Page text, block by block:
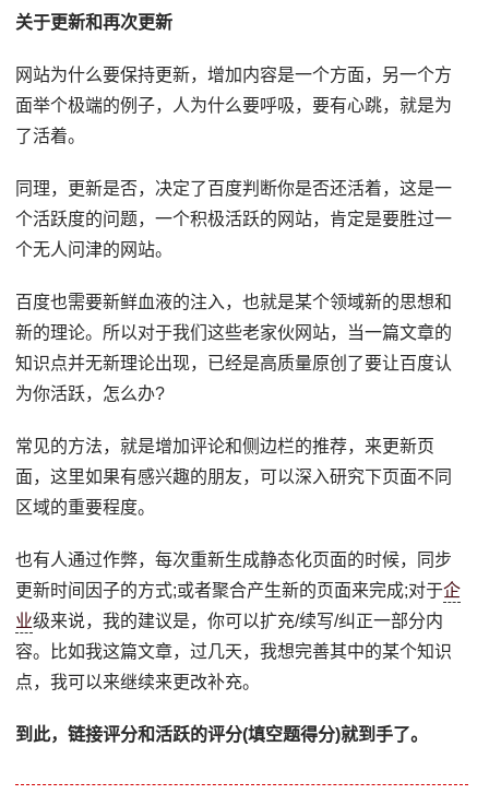
关于更新和再次更新
网站为什么要保持更新，增加内容是一个方面，另一个方
面举个极端的例子，人为什么要呼吸，要有心跳，就是为
了活着。
同理，更新是否，决定了百度判断你是否还活着，这是一
个活跃度的问题，一个积极活跃的网站，肯定是要胜过一
个无人问津的网站。
百度也需要新鲜血液的注入，也就是某个领域新的思想和
新的理论。所以对于我们这些老家伙网站，当一篇文章的
知识点并无新理论出现，已经是高质量原创了要让百度认
为你活跃，怎么办?
常见的方法，就是增加评论和侧边栏的推荐，来更新页
面，这里如果有感兴趣的朋友，可以深入研究下页面不同
区域的重要程度。
也有人通过作弊，每次重新生成静态化页面的时候，同步
更新时间因子的方式;或者聚合产生新的页面来完成;对于企
业级来说，我的建议是，你可以扩充/续写/纠正一部分内
容。比如我这篇文章，过几天，我想完善其中的某个知识
点，我可以来继续来更改补充。
到此，链接评分和活跃的评分(填空题得分)就到手了。